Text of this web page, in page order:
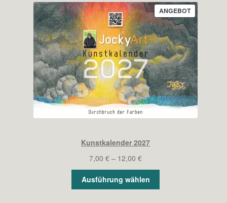
ANGEBOTPRODUKT
IM
ANGEBOT
Kunstkalender 2027
7,00 € – 12,00 €Preisspanne:
7,00 €
bis
12,00 €
Ausführung wählen